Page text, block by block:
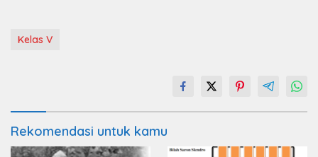
Kelas V
Rekomendasi untuk kamu